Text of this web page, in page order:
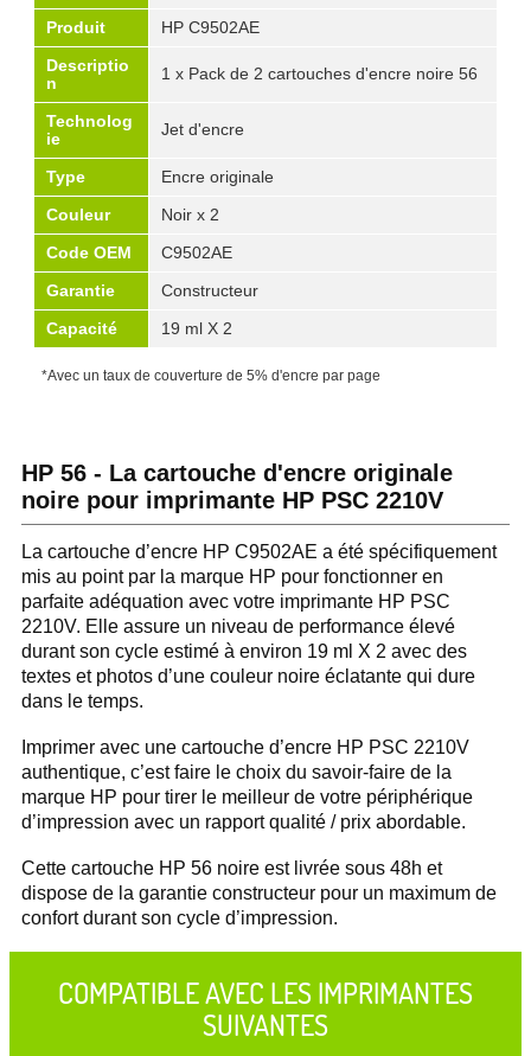
Produit
HP C9502AE
Descriptio
n
1 x Pack de 2 cartouches d'encre noire 56
Technolog
ie
Jet d'encre
Type
Encre originale
Couleur
Noir x 2
Code OEM
C9502AE
Garantie
Constructeur
Capacité
19 ml X 2
*Avec un taux de couverture de 5% d'encre par page
HP 56 - La cartouche d'encre originale
noire pour imprimante HP PSC 2210V
La cartouche d’encre HP C9502AE a été spécifiquement
mis au point par la marque HP pour fonctionner en
parfaite adéquation avec votre imprimante HP PSC
2210V. Elle assure un niveau de performance élevé
durant son cycle estimé à environ 19 ml X 2 avec des
textes et photos d’une couleur noire éclatante qui dure
dans le temps.
Imprimer avec une cartouche d’encre HP PSC 2210V
authentique, c’est faire le choix du savoir-faire de la
marque HP pour tirer le meilleur de votre périphérique
d’impression avec un rapport qualité / prix abordable.
Cette cartouche HP 56 noire est livrée sous 48h et
dispose de la garantie constructeur pour un maximum de
confort durant son cycle d’impression.
COMPATIBLE AVEC LES IMPRIMANTES
SUIVANTES